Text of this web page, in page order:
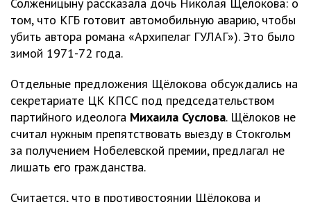
том, что КГБ готовит автомобильную аварию, чтобы
убить автора романа «Архипелаг ГУЛАГ»). Это было
зимой 1971-72 года.
Отдельные предложения Щёлокова обсуждались на
секретариате ЦК КПСС под председательством
партийного идеолога Михаила Суслова. Щёлоков не
считал нужным препятствовать выезду в Стокгольм
за получением Нобелевской премии, предлагал не
лишать его гражданства.
Считается, что в противостоянии Щёлокова и